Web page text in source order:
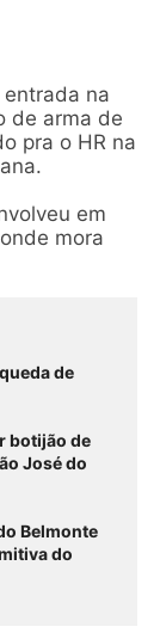
entrada na
de arma de
pra o HR na
em
mora
de
botijão de
José do
Belmonte
do